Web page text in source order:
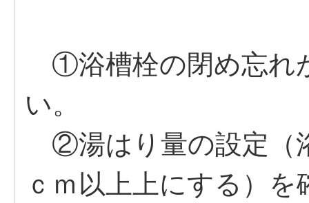
①浴槽栓の閉め忘れ
い。
②湯はり量の設定（
ｃｍ以上上にする）